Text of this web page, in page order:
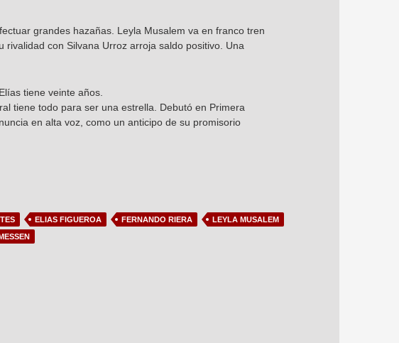
grandes hazañas. Leyla Musalem va en franco tren
rivalidad con Silvana Urroz arroja saldo positivo. Una
tiene veinte años.
tiene todo para ser una estrella. Debutó en Primera
en alta voz, como un anticipo de su promisorio
ELIAS FIGUEROA FERNANDO RIERA
LEYLA MUSALEM